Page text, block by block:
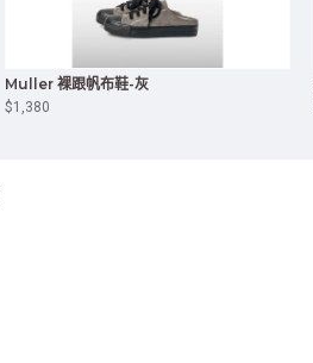
Muller 裸跟帆布鞋-灰
$1,380